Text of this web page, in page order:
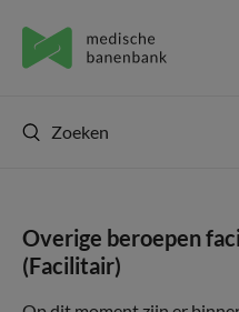
Zoeken
Overige beroepen
(Facilitair)